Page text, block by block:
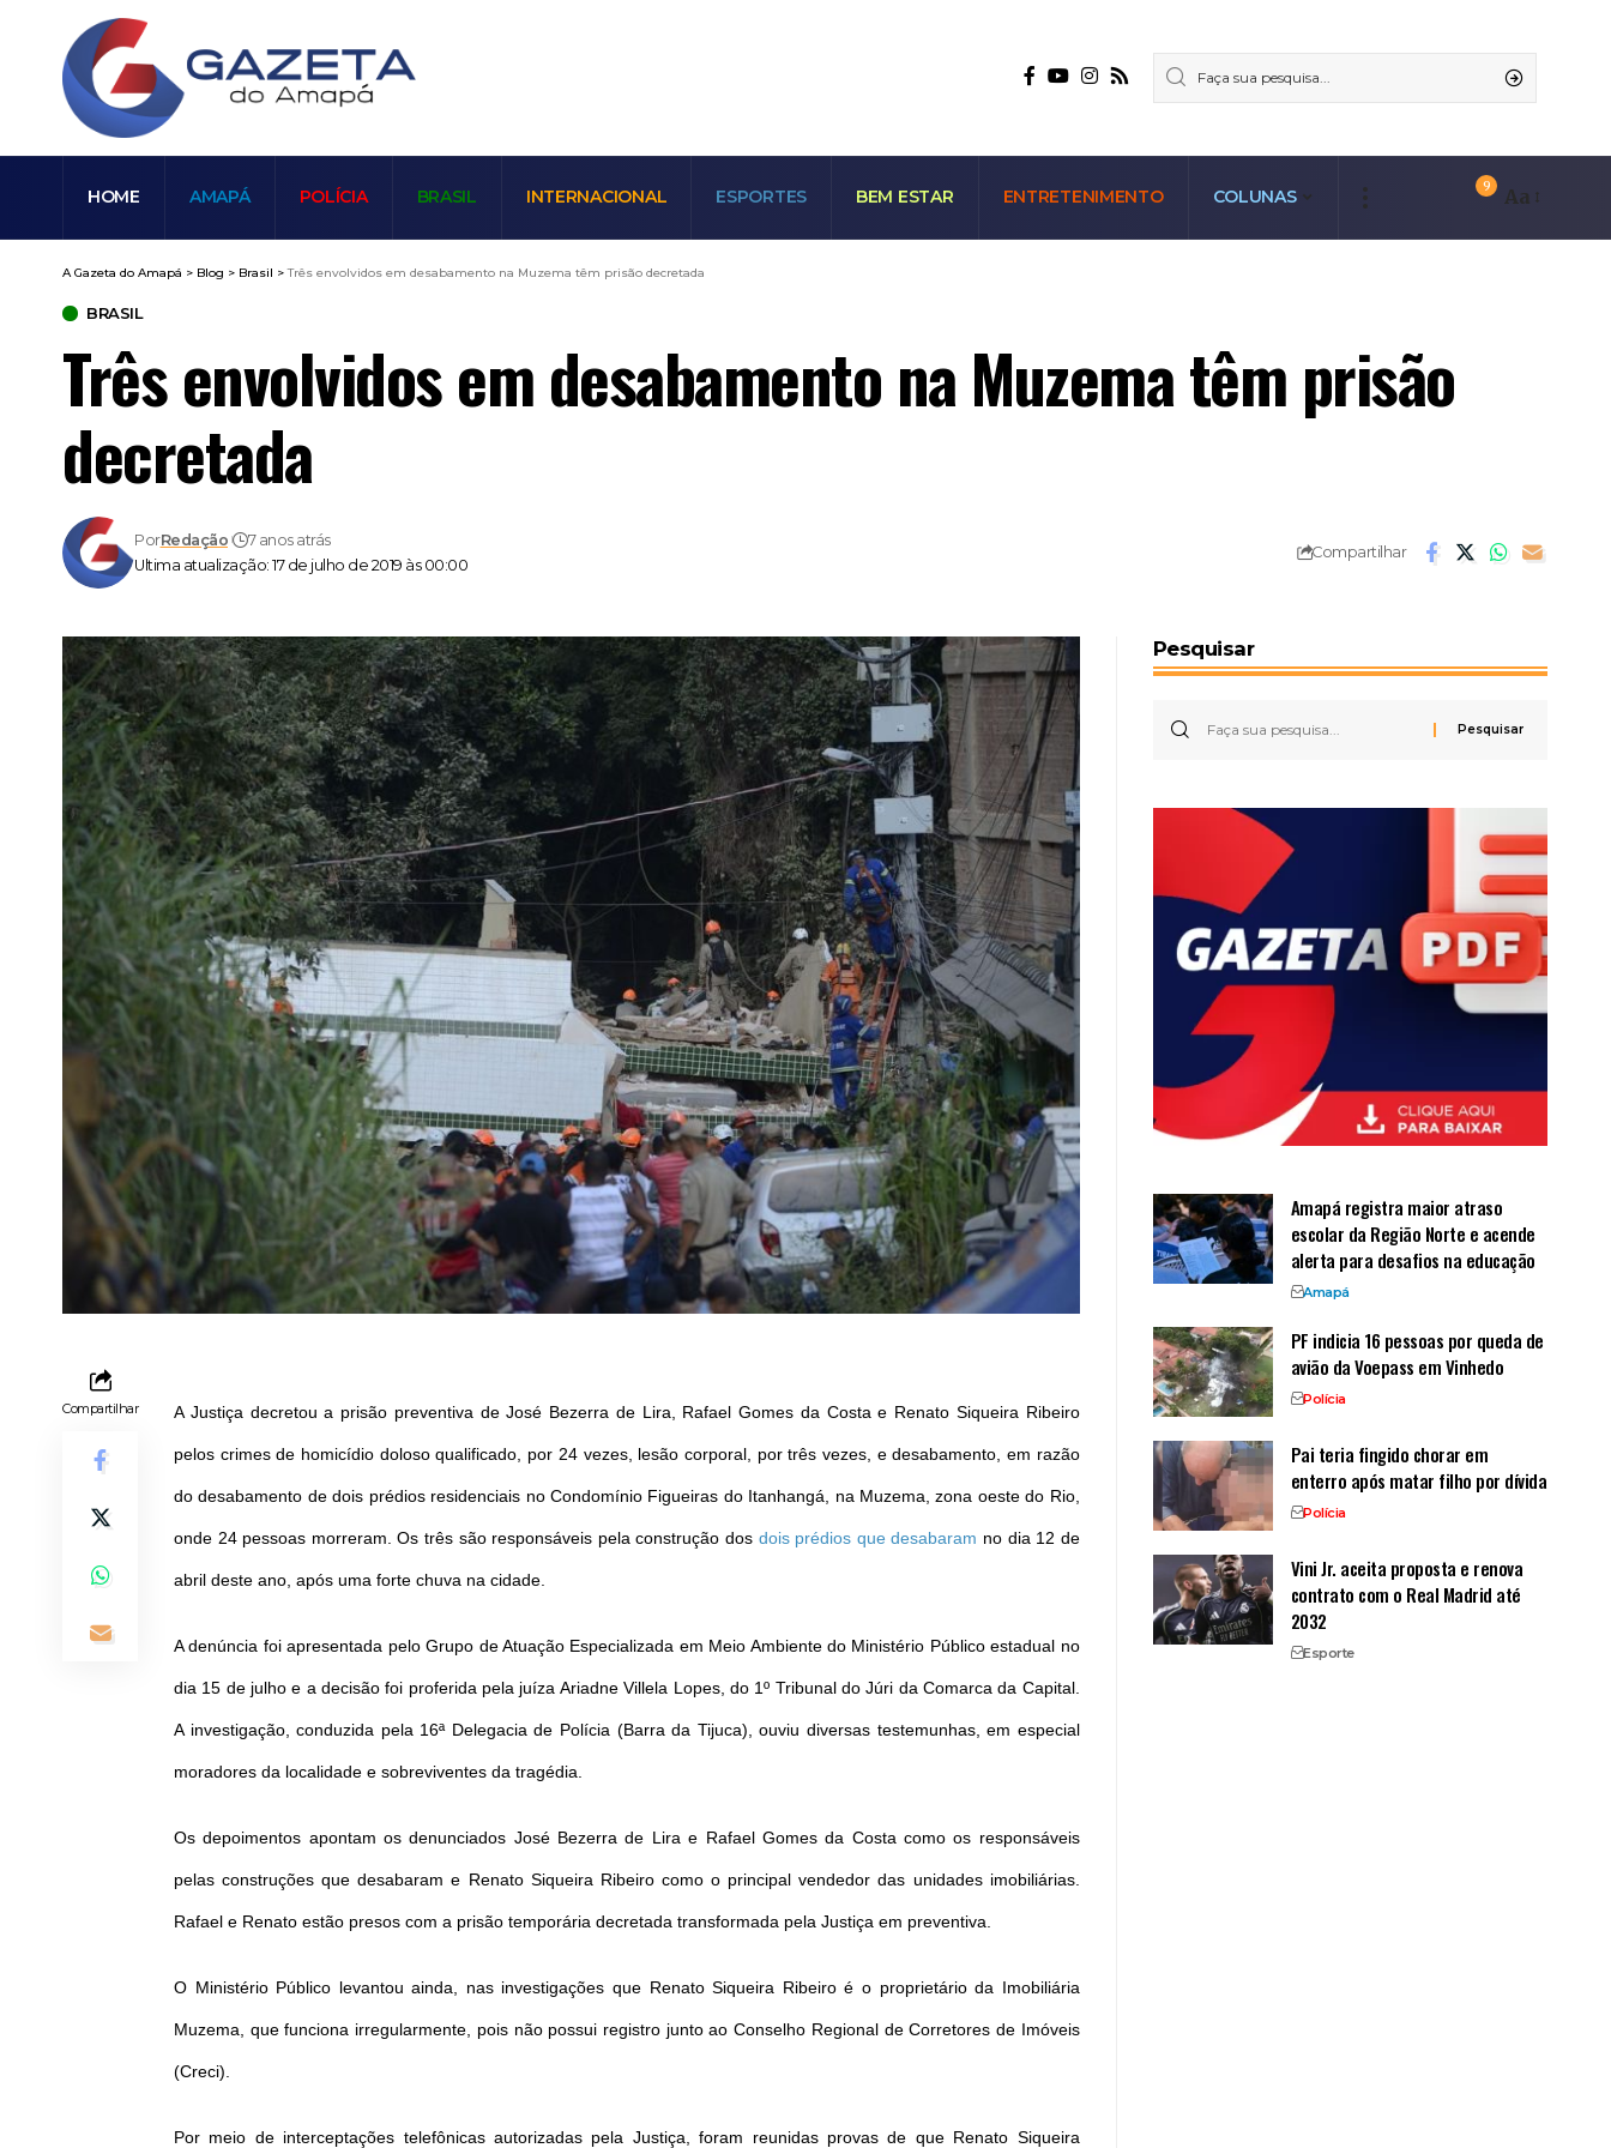
HOME AMAPÁ POLÍCIA BRASIL INTERNACIONAL ESPORTES BEM ESTAR ENTRETENIMENTO COLUNAS
9 Aa
A Gazeta do Amapá > Blog > Brasil >Três envolvidos em desabamento na Muzema têm prisão decretada
BRASIL
Três envolvidos em desabamento na Muzema têm prisão
decretada
Ultima atualização: 17 de julho de 2019 às 00:00
PorRedação 7 anos atrás
Compartilhar
Compartilhar A Justiça decretou a prisão preventiva de José Bezerra de Lira, Rafael Gomes da Costa e Renato Siqueira Ribeiro
pelos crimes de homicídio doloso qualificado, por 24 vezes, lesão corporal, por três vezes, e desabamento, em razão
do desabamento de dois prédios residenciais no Condomínio Figueiras do Itanhangá, na Muzema, zona oeste do Rio,
onde 24 pessoas morreram. Os três são responsáveis pela construção dos dois prédios que desabaram no dia 12 de
abril deste ano, após uma forte chuva na cidade.
A denúncia foi apresentada pelo Grupo de Atuação Especializada em Meio Ambiente do Ministério Público estadual no
dia 15 de julho e a decisão foi proferida pela juíza Ariadne Villela Lopes, do 1º Tribunal do Júri da Comarca da Capital.
A investigação, conduzida pela 16ª Delegacia de Polícia (Barra da Tijuca), ouviu diversas testemunhas, em especial
moradores da localidade e sobreviventes da tragédia.
Os depoimentos apontam os denunciados José Bezerra de Lira e Rafael Gomes da Costa como os responsáveis
pelas construções que desabaram e Renato Siqueira Ribeiro como o principal vendedor das unidades imobiliárias.
Rafael e Renato estão presos com a prisão temporária decretada transformada pela Justiça em preventiva.
O Ministério Público levantou ainda, nas investigações que Renato Siqueira Ribeiro é o proprietário da Imobiliária
Muzema, que funciona irregularmente, pois não possui registro junto ao Conselho Regional de Corretores de Imóveis
(Creci).
Por meio de interceptações telefônicas autorizadas pela Justiça, foram reunidas provas de que Renato Siqueira
Pesquisar
Amapá registra maior atraso
escolar da Região Norte e acende
alerta para desafios na educação
Amapá
PF indicia 16 pessoas por queda de
avião da Voepass em Vinhedo
Polícia
Pai teria fingido chorar em
enterro após matar filho por dívida
Polícia
Vini Jr. aceita proposta e renova
contrato com o Real Madrid até
2032
Esporte